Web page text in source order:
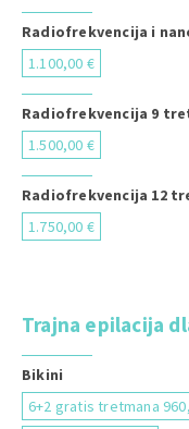
Radiofrekvencija i
1.100,00 €
Radiofrekvencija 9
1.500,00 €
Radiofrekvencija 12
1.750,00 €
Trajna epilacija
Bikini
6+2 gratis tretmana